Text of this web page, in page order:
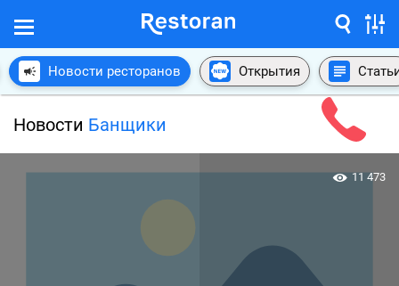
Новости ресторанов Открытия
Новости Банщики
11 473